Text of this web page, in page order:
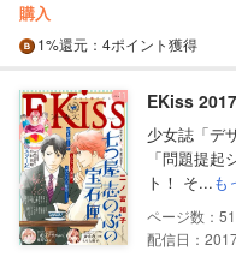
購入
1%還元 ：4ポイント獲得
EKiss
少女誌「デ
「問題提
ト！ そ...も
配信日：